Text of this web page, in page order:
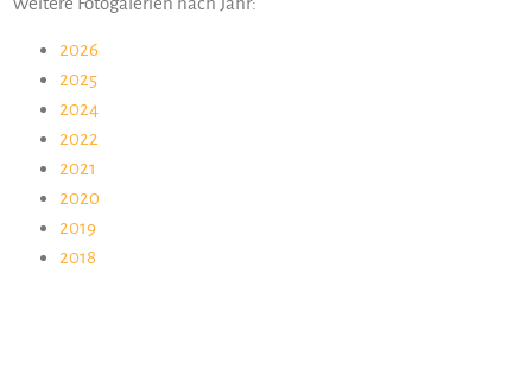
2026
2025
2024
2022
2021
2020
2019
2018